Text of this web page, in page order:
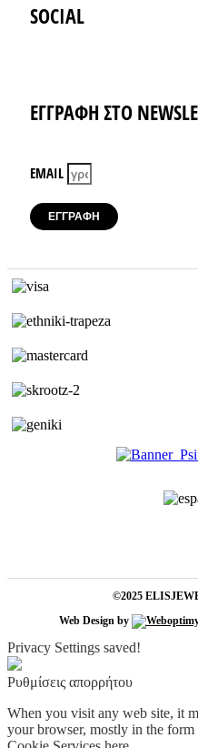
SOCIAL
ΕΓΓΡΑΦΗ ΣΤΟ
EMAIL
ΕΓΓΡΑΦΗ
©2025
Web Design by
Privacy Settings saved!
Ρυθμίσεις απορρήτου
When you visit any web site, it
your browser, mostly in the